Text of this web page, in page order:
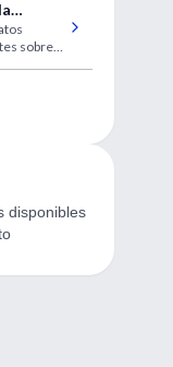
de más
EE.
sobre
disponibles